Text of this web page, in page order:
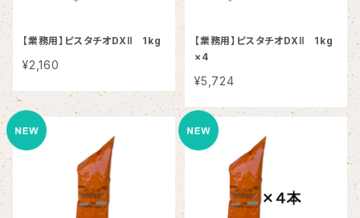
【業務用】ピスタチオDXⅡ 1kg
¥2,160
【業務用】ピスタチオDXⅡ 1kg
×4
¥5,724